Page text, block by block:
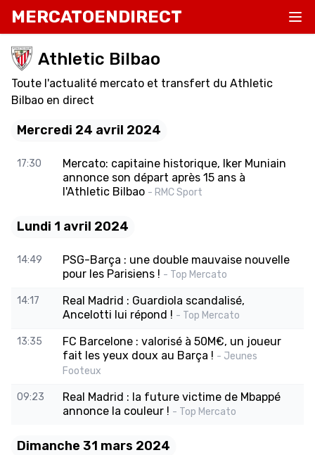
MERCATOENDIRECT
Athletic Bilbao
Toute l'actualité mercato et transfert du Athletic
Bilbao en direct
Mercredi 24 avril 2024
17:30
Mercato: capitaine historique, Iker Muniain
annonce son départ après 15 ans à
l'Athletic Bilbao - RMC Sport
Lundi 1 avril 2024
14:49
PSG-Barça : une double mauvaise nouvelle
pour les Parisiens ! - Top Mercato
14:17
Real Madrid : Guardiola scandalisé,
Ancelotti lui répond ! - Top Mercato
13:35
FC Barcelone : valorisé à 50M€, un joueur
fait les yeux doux au Barça ! - Jeunes
Footeux
09:23
Real Madrid : la future victime de Mbappé
annonce la couleur ! - Top Mercato
Dimanche 31 mars 2024